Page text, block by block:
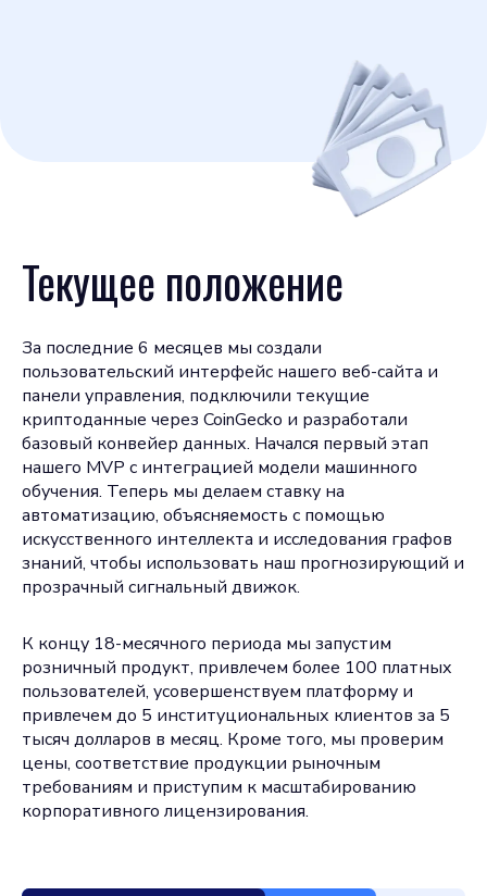
Текущее положение
За последние 6 месяцев мы создали
пользовательский интерфейс нашего веб-сайта и
панели управления, подключили текущие
криптоданные через CoinGecko и разработали
базовый конвейер данных. Начался первый этап
нашего MVP с интеграцией модели машинного
обучения. Теперь мы делаем ставку на
автоматизацию, объясняемость с помощью
искусственного интеллекта и исследования графов
знаний, чтобы использовать наш прогнозирующий и
прозрачный сигнальный движок.
К концу 18-месячного периода мы запустим
розничный продукт, привлечем более 100 платных
пользователей, усовершенствуем платформу и
привлечем до 5 институциональных клиентов за 5
тысяч долларов в месяц. Кроме того, мы проверим
цены, соответствие продукции рыночным
требованиям и приступим к масштабированию
корпоративного лицензирования.